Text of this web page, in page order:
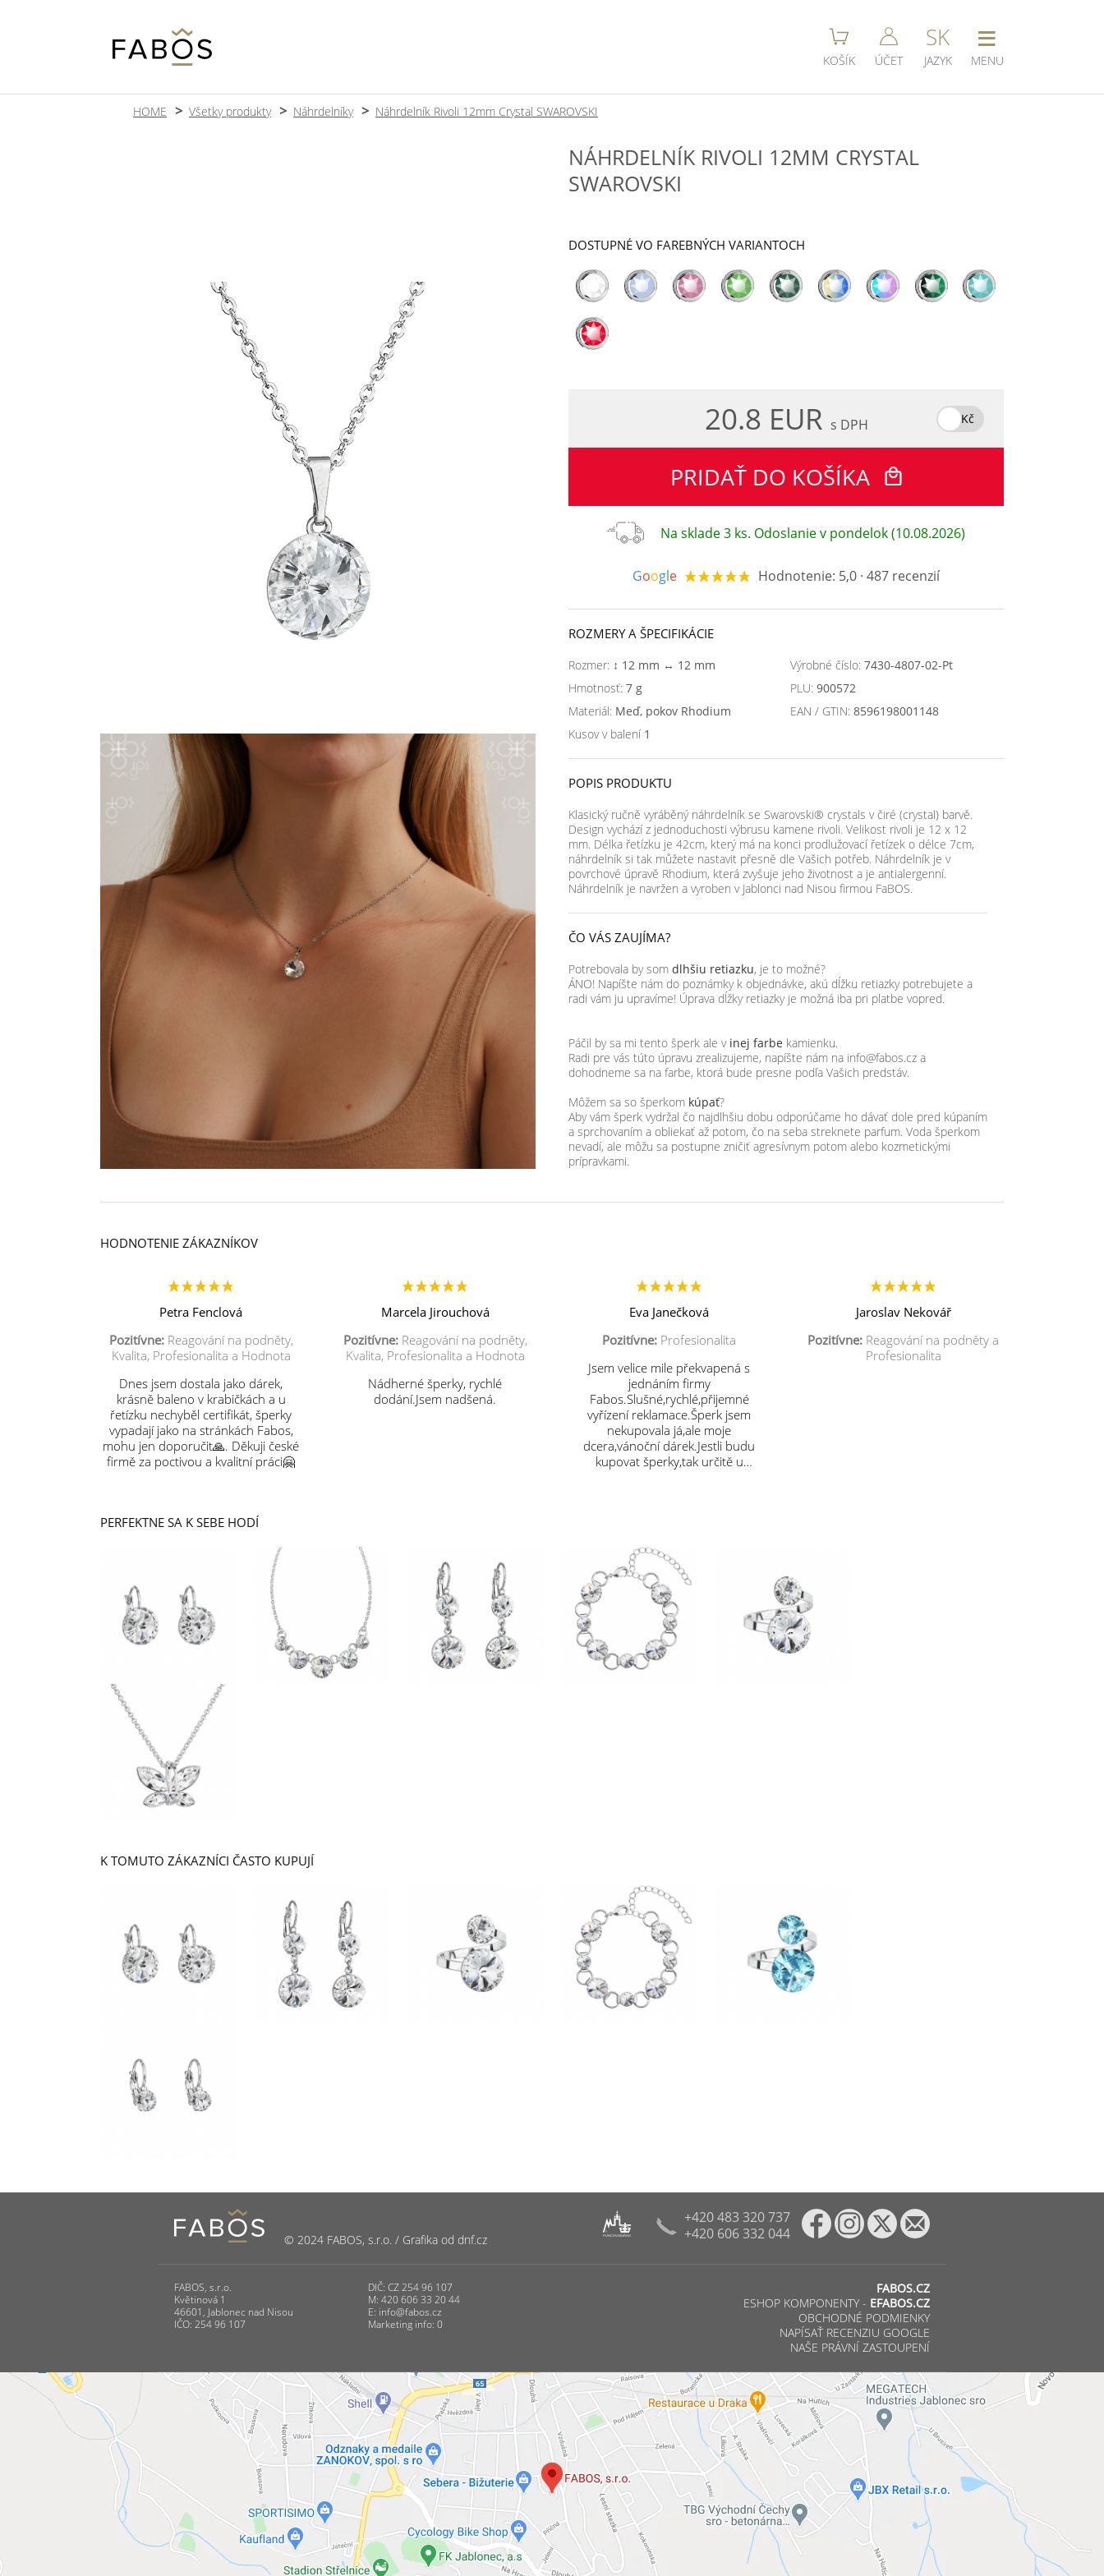
KOŠÍK ÚČET
SK
JAZYK
≡
MENU
HOME Všetky produkty Náhrdelníky Náhrdelník Rivoli 12mm Crystal SWAROVSKI
NÁHRDELNÍK RIVOLI 12MM CRYSTAL
SWAROVSKI
DOSTUPNÉ VO FAREBNÝCH VARIANTOCH
20.8 EUR s DPH Kč
PRIDAŤ DO KOŠÍKA
Na sklade 3 ks. Odoslanie v pondelok (10.08.2026)
Google Hodnotenie: 5,0 · 487 recenzií
ROZMERY A ŠPECIFIKÁCIE
Rozmer: ↕ 12 mm ↔ 12 mm
Hmotnosť: 7 g
Materiál: Meď, pokov Rhodium
Kusov v balení 1
Výrobné číslo: 7430-4807-02-Pt
PLU: 900572
EAN / GTIN: 8596198001148
POPIS PRODUKTU
Klasický ručně vyráběný náhrdelník se Swarovski® crystals v čiré (crystal) barvě.
Design vychází z jednoduchosti výbrusu kamene rivoli. Velikost rivoli je 12 x 12
mm. Délka řetízku je 42cm, který má na konci prodlužovací řetízek o délce 7cm,
náhrdelník si tak můžete nastavit přesně dle Vašich potřeb. Náhrdelník je v
povrchové úpravě Rhodium, která zvyšuje jeho životnost a je antialergenní.
Náhrdelník je navržen a vyroben v Jablonci nad Nisou firmou FaBOS.
ČO VÁS ZAUJÍMA?
Potrebovala by som dlhšiu retiazku, je to možné?
ÁNO! Napíšte nám do poznámky k objednávke, akú dĺžku retiazky potrebujete a
radi vám ju upravíme! Úprava dĺžky retiazky je možná iba pri platbe vopred.
Páčil by sa mi tento šperk ale v inej farbe kamienku.
Radi pre vás túto úpravu zrealizujeme, napíšte nám na info@fabos.cz a
dohodneme sa na farbe, ktorá bude presne podľa Vašich predstáv.
Môžem sa so šperkom kúpať?
Aby vám šperk vydržal čo najdlhšiu dobu odporúčame ho dávať dole pred kúpaním
a sprchovaním a obliekať až potom, čo na seba streknete parfum. Voda šperkom
nevadí, ale môžu sa postupne zničiť agresívnym potom alebo kozmetickými
prípravkami.
HODNOTENIE ZÁKAZNÍKOV
Petra Fenclová
Pozitívne:Reagování na podněty,
Kvalita, Profesionalita a Hodnota
Dnes jsem dostala jako dárek,
krásně baleno v krabičkách a u
řetízku nechyběl certifikát, šperky
vypadají jako na stránkách Fabos,
mohu jen doporučit🙏. Děkuji české
firmě za poctivou a kvalitní práci🤗
Marcela Jirouchová
Pozitívne:Reagování na podněty,
Kvalita, Profesionalita a Hodnota
Nádherné šperky, rychlé
dodání.Jsem nadšená.
Eva Janečková
Pozitívne: Profesionalita
Jsem velice mile překvapená s
jednáním firmy
Fabos.Slušné,rychlé,přijemné
vyřízení reklamace.Šperk jsem
nekupovala já,ale moje
dcera,vánoční dárek.Jestli budu
kupovat šperky,tak určitě u
Jaroslav Nekovář
Pozitívne: Reagování na podněty a
Profesionalita
PERFEKTNE SA K SEBE HODÍ
K TOMUTO ZÁKAZNÍCI ČASTO KUPUJÍ
© 2024 FABOS, s.r.o. / Grafika od dnf.cz PUNCOVNÍ ÚŘAD
+420 483 320 737
+420 606 332 044
FABOS, s.r.o.
Květinová 1
46601, Jablonec nad Nisou
IČO: 254 96 107
DIČ: CZ 254 96 107
M: 420 606 33 20 44
E: info@fabos.cz
Marketing info: 0
FABOS.CZ
ESHOP KOMPONENTY - EFABOS.CZ
OBCHODNÉ PODMIENKY
NAPÍSAŤ RECENZIU GOOGLE
NAŠE PRÁVNÍ ZASTOUPENÍ